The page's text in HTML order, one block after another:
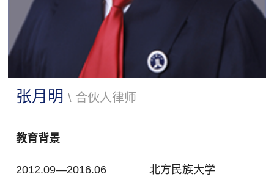
张月明\ 合伙人律师
教育背景
2012.09—2016.06 北方民族大学